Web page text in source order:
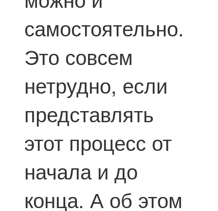
самостоятельно.
Это совсем
нетрудно, если
представлять
этот процесс от
начала и до
конца. А об этом